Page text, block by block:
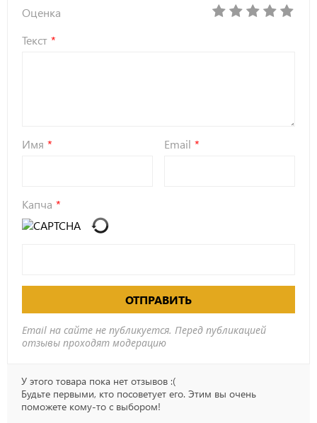
Оценка
Текст
Имя Email
Капча
ОТПРАВИТЬ
Email на сайте не публикуется. Перед публикацией
отзывы проходят модерацию
У этого товара пока нет отзывов :(
Будьте первыми, кто посоветует его. Этим вы очень
поможете кому-то с выбором!